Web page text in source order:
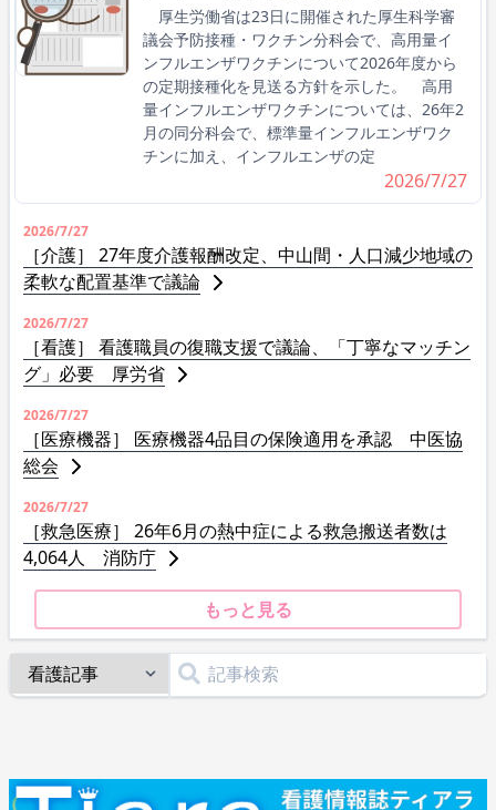
厚生労働省は23日に開催された厚生科学審
議会予防接種・ワクチン分科会で、高用量イ
ンフルエンザワクチンについて2026年度から
の定期接種化を見送る方針を示した。 高用
量インフルエンザワクチンについては、26年2
月の同分科会で、標準量インフルエンザワク
チンに加え、インフルエンザの定
2026/7/27
2026/7/27
［介護］ 27年度介護報酬改定、中山間・人口減少地域の
柔軟な配置基準で議論
2026/7/27
［看護］ 看護職員の復職支援で議論、「丁寧なマッチン
グ」必要 厚労省
2026/7/27
［医療機器］ 医療機器4品目の保険適用を承認 中医協
総会
2026/7/27
［救急医療］ 26年6月の熱中症による救急搬送者数は
4,064人 消防庁
もっと見る